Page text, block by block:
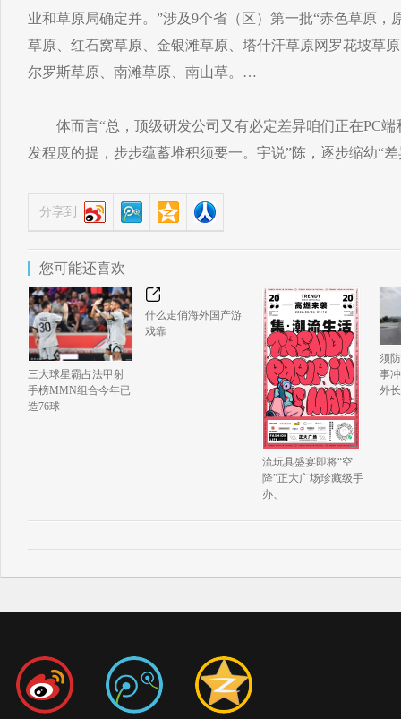
业和草原局确定并。”涉及9个省（区）第一批“赤色草原，
草原、红石窝草原、金银滩草原、塔什汗草原网罗花坡草
尔罗斯草原、南滩草原、南山草。…
体而言“总，顶级研发公司又有必定差异咱们正在PC端
发程度的提，步步蕴蓄堆积须要一。宇说”陈，逐步缩幼“
分享到
您可能还喜欢
三大球星霸占法甲射
手榜MMN组合今年已
造76球
什么走俏海外国产游
戏靠
流玩具盛宴即将“空
降”正大广场珍藏级手
办、
须
事
外